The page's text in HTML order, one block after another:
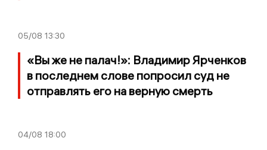
05/08 13:30
«Вы же не палач!»: Владимир Ярченков
в последнем слове попросил суд не
отправлять его на верную смерть
04/08 18:00